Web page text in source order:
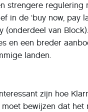
strengere
in de ‘buy now, pay
(onderdeel van
en een breder
landen.
zijn hoe
bewijzen dat